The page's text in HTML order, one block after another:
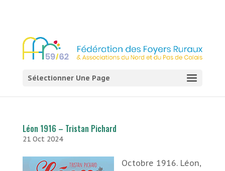
Sélectionner Une Page
Léon 1916 – Tristan Pichard
21 Oct 2024
Octobre 1916. Léon,